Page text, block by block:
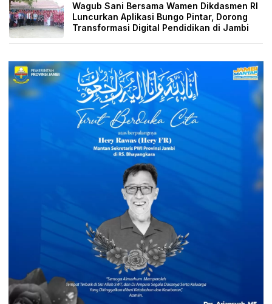
Wagub Sani Bersama Wamen Dikdasmen RI
Luncurkan Aplikasi Bungo Pintar, Dorong
Transformasi Digital Pendidikan di Jambi